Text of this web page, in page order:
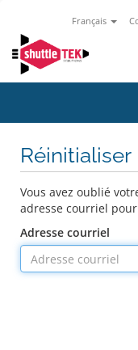
Français
Vous avez oublié
adresse courriel
Adresse courriel